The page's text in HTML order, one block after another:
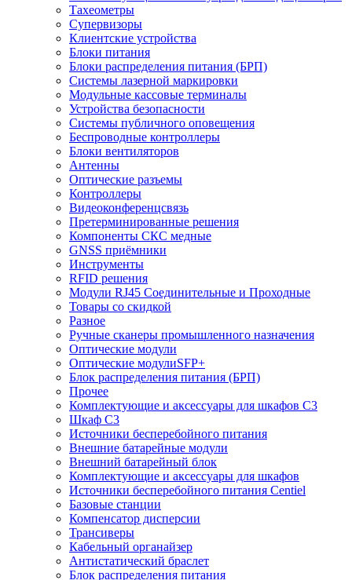
Тахеометры
Супервизоры
Клиентские устройства
Блоки питания
Блоки распределения питания (БРП)
Системы лазерной маркировки
Модульные кассовые терминалы
Устройства безопасности
Системы публичного оповещения
Беспроводные контроллеры
Блоки вентиляторов
Антенны
Оптические разъемы
Контроллеры
Видеоконференцсвязь
Претерминированные решения
Компоненты СКС медные
GNSS приёмники
Инструменты
RFID решения
Модули RJ45 Соединительные и Проходные
Товары со скидкой
Разное
Ручные сканеры промышленного назначения
Оптические модули
Оптические модулиSFP+
Блок распределения питания (БРП)
Прочее
Комплектующие и аксессуары для шкафов C3
Шкаф C3
Источники бесперебойного питания
Внешние батарейные модули
Внешний батарейный блок
Комплектующие и аксессуары для шкафов
Источники бесперебойного питания Centiel
Базовые станции
Компенсатор дисперсии
Трансиверы
Кабельный органайзер
Антистатический браслет
Блок распределения питания